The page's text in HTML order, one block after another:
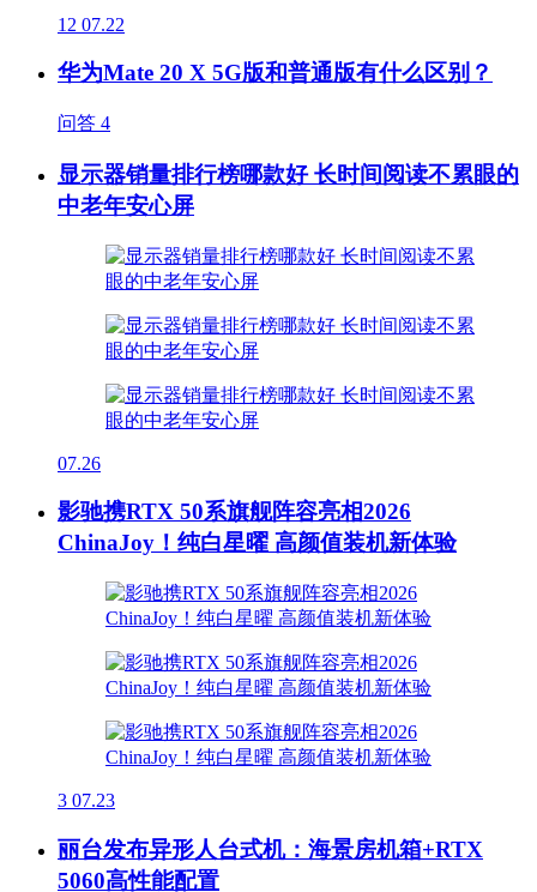
12 07.22
华为Mate 20 X 5G版和普通版有什么区别？
问答 4
显示器销量排行榜哪款好 长时间阅读不累眼的
中老年安心屏
07.26
影驰携RTX 50系旗舰阵容亮相2026
ChinaJoy！纯白星曜 高颜值装机新体验
3 07.23
丽台发布异形人台式机：海景房机箱+RTX
5060高性能配置